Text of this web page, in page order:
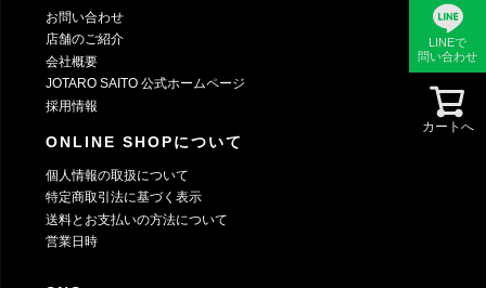
LINEで
問い合わせ
カートへ
お問い合わせ
店舗のご紹介
会社概要
JOTARO SAITO 公式ホームページ
採用情報
ONLINE SHOPについて
個人情報の取扱について
特定商取引法に基づく表示
送料とお支払いの方法について
営業日時